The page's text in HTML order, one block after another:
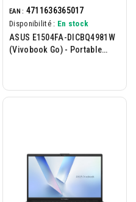
EAN : 4711636365017
Disponibilité : En stock
ASUS E1504FA-DICBQ4981W
(Vivobook Go) - Portable